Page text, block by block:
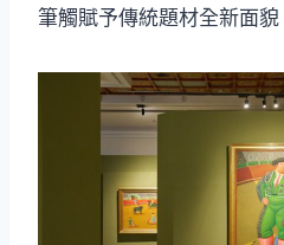
筆觸賦予傳統題材全新面貌